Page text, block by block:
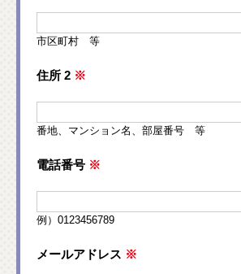
市区町村 等
住所 2 ※
番地、マンション名、部屋番号 等
電話番号 ※
例）0123456789
メールアドレス ※